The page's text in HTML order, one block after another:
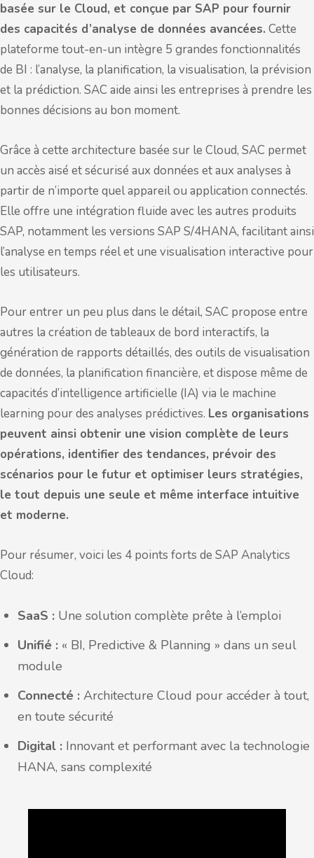
basée sur le Cloud, et conçue par SAP pour fournir
des capacités d’analyse de données avancées. Cette
plateforme tout-en-un intègre 5 grandes fonctionnalités
de BI : l’analyse, la planification, la visualisation, la prévision
et la prédiction. SAC aide ainsi les entreprises à prendre les
bonnes décisions au bon moment.
Grâce à cette architecture basée sur le Cloud, SAC permet
un accès aisé et sécurisé aux données et aux analyses à
partir de n’importe quel appareil ou application connectés.
Elle offre une intégration fluide avec les autres produits
SAP, notamment les versions SAP S/4HANA, facilitant ainsi
l’analyse en temps réel et une visualisation interactive pour
les utilisateurs.
Pour entrer un peu plus dans le détail, SAC propose entre
autres la création de tableaux de bord interactifs, la
génération de rapports détaillés, des outils de visualisation
de données, la planification financière, et dispose même de
capacités d’intelligence artificielle (IA) via le machine
learning pour des analyses prédictives. Les organisations
peuvent ainsi obtenir une vision complète de leurs
opérations, identifier des tendances, prévoir des
scénarios pour le futur et optimiser leurs stratégies,
le tout depuis une seule et même interface intuitive
et moderne.
Pour résumer, voici les 4 points forts de SAP Analytics
Cloud:
SaaS : Une solution complète prête à l’emploi
Unifié : « BI, Predictive & Planning » dans un seul
module
Connecté : Architecture Cloud pour accéder à tout,
en toute sécurité
Digital : Innovant et performant avec la technologie
HANA, sans complexité